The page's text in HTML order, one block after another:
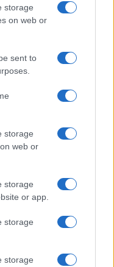
storage
on web or
sent to
storage
web or
storage
or app.
storage
storage
eccezionale porta